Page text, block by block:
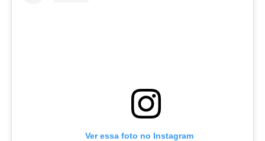
Ver essa foto no Instagram